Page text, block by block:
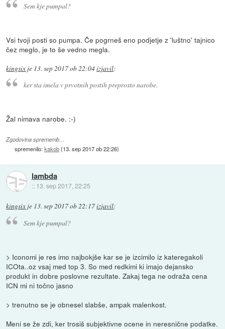
Sem kje pumpal?
Vsi tvoji posti so pumpa. Če pogrneš eno podjetje z 'luštno' tajnico
čez meglo, je to še vedno megla.
kingsix je 13. sep 2017 ob 22:04izjavil:
ker sta imela v prvotnih postih preprosto narobe.
Žal nimava narobe. :-)
Zgodovina sprememb…
spremenilo:kakob(13. sep 2017 ob 22:26)
lambda
:: 13. sep 2017, 22:25
kingsix je 13. sep 2017 ob 22:17izjavil:
Sem kje pumpal?
> Iconomi je res imo najbokjše kar se je izcimilo iz kateregakoli
ICOta..oz vsaj med top 3. So med redkimi ki imajo dejansko
produkt in dobre poslovne rezultate. Zakaj tega ne odraža cena
ICN mi ni točno jasno
> trenutno se je obnesel slabše, ampak malenkost.
Meni se že zdi, ker trosiš subjektivne ocene in neresnične podatke.